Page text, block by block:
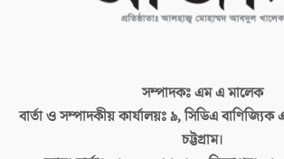
সম্পাদকঃএম এ মালেক
বার্তা ও সম্পাদকীয় কার্যালয়ঃ৯, সিডিএ
চট্টগ্রাম।